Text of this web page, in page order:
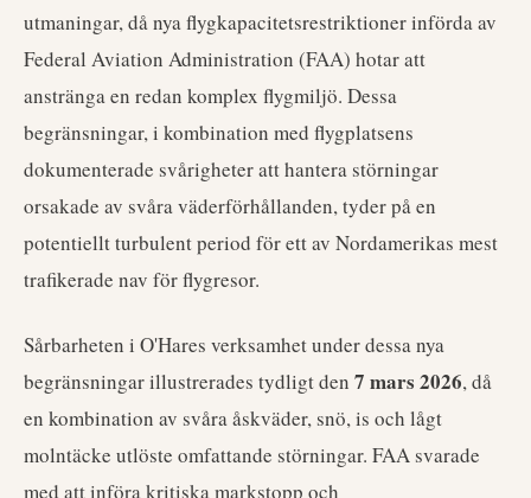
utmaningar, då nya flygkapacitetsrestriktioner införda av
Federal Aviation Administration (FAA) hotar att
anstränga en redan komplex flygmiljö. Dessa
begränsningar, i kombination med flygplatsens
dokumenterade svårigheter att hantera störningar
orsakade av svåra väderförhållanden, tyder på en
potentiellt turbulent period för ett av Nordamerikas mest
trafikerade nav för flygresor.
Sårbarheten i O'Hares verksamhet under dessa nya
begränsningar illustrerades tydligt den 7 mars 2026, då
en kombination av svåra åskväder, snö, is och lågt
molntäcke utlöste omfattande störningar. FAA svarade
med att införa kritiska markstopp och